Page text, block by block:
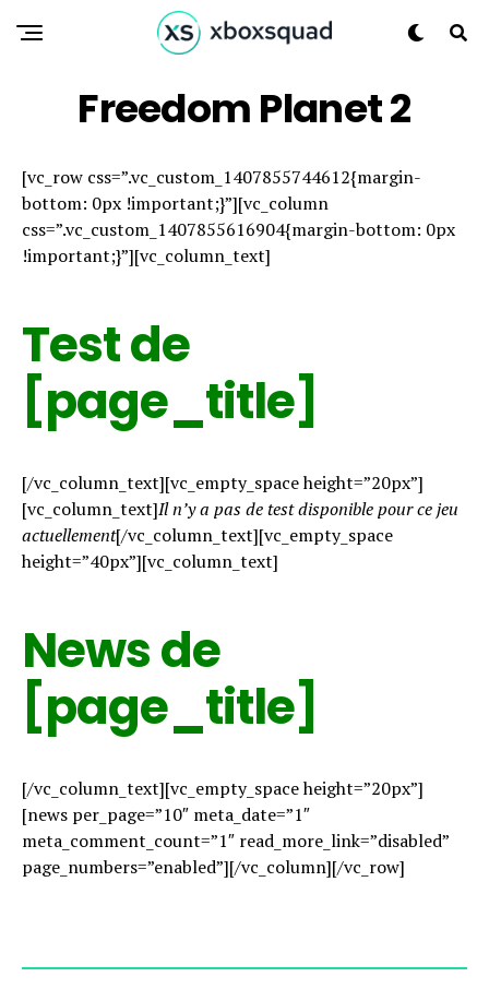
Freedom Planet 2
[vc_row css=”.vc_custom_1407855744612{margin-
bottom: 0px !important;}”][vc_column
css=”.vc_custom_1407855616904{margin-bottom: 0px
!important;}”][vc_column_text]
Test de
[page_title]
[/vc_column_text][vc_empty_space height=”20px”]
[vc_column_text]Il n’y a pas de test disponible pour ce jeu
actuellement[/vc_column_text][vc_empty_space
height=”40px”][vc_column_text]
News de
[page_title]
[/vc_column_text][vc_empty_space height=”20px”]
[news per_page=”10″ meta_date=”1″
meta_comment_count=”1″ read_more_link=”disabled”
page_numbers=”enabled”][/vc_column][/vc_row]